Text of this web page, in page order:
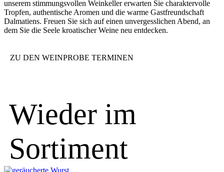
unserem stimmungsvollen Weinkeller erwarten Sie charaktervolle
Tropfen, authentische Aromen und die warme Gastfreundschaft
Dalmatiens. Freuen Sie sich auf einen unvergesslichen Abend, an
dem Sie die Seele kroatischer Weine neu entdecken.
ZU DEN WEINPROBE TERMINEN
Wieder im
Sortiment